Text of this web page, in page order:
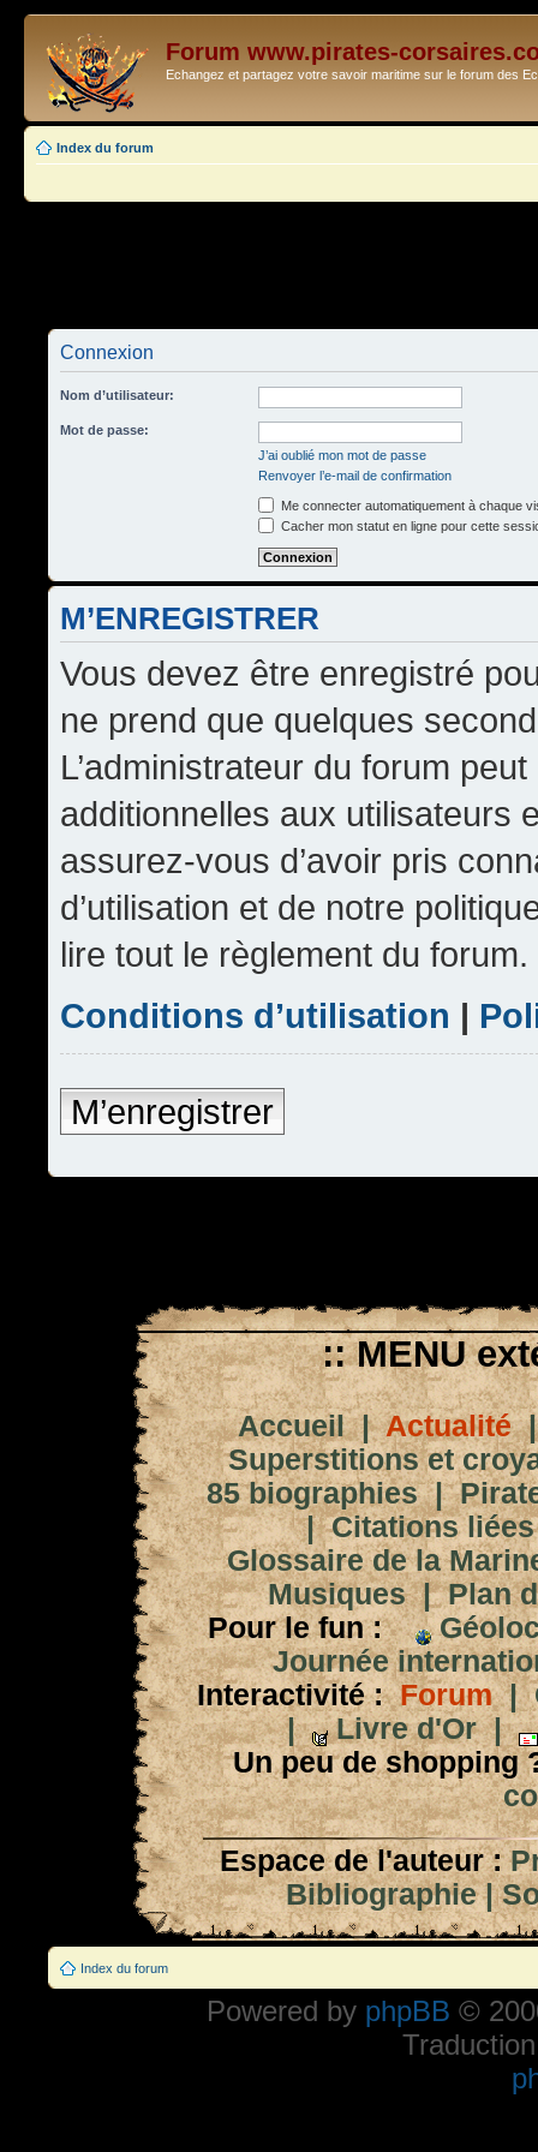
Forum www.pirates-
Echangez et partagez votre savoir maritime sur le forum des
Index du forum
Connexion
Nom d’utilisateur:
Mot de passe:
J’ai oublié mon mot de passe
Renvoyer l’e-mail de confirmation
Me connecter automatiquement à chaque
Cacher mon statut en ligne pour cette
M’ENREGISTRER
Vous devez être enregistré
ne prend que quelques
L’administrateur du forum
additionnelles aux utilisateurs
assurez-vous d’avoir pris
d’utilisation et de notre
lire tout le règlement du forum.
Conditions d’utilisation |
M’enregistrer
:: MENU
Accueil|Actualité
Superstitions et
85 biographies|
|Citations
Glossaire de la
Musiques|Plan
Pour le fun :
Journée
Interactivité : Forum|
|
Livre d'Or|
Un peu de shopping
Espace de l'auteur :
Bibliographie|
Index du forum
Powered by phpBB ©